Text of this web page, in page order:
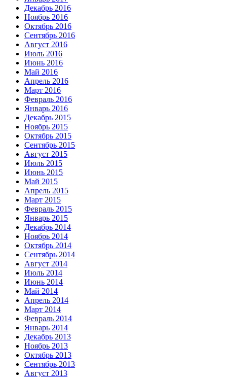
Декабрь 2016
Ноябрь 2016
Октябрь 2016
Сентябрь 2016
Август 2016
Июль 2016
Июнь 2016
Май 2016
Апрель 2016
Март 2016
Февраль 2016
Январь 2016
Декабрь 2015
Ноябрь 2015
Октябрь 2015
Сентябрь 2015
Август 2015
Июль 2015
Июнь 2015
Май 2015
Апрель 2015
Март 2015
Февраль 2015
Январь 2015
Декабрь 2014
Ноябрь 2014
Октябрь 2014
Сентябрь 2014
Август 2014
Июль 2014
Июнь 2014
Май 2014
Апрель 2014
Март 2014
Февраль 2014
Январь 2014
Декабрь 2013
Ноябрь 2013
Октябрь 2013
Сентябрь 2013
Август 2013